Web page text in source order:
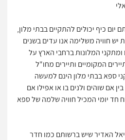
כיף יכולים להתקיים בבתי מלון,
יש חוויה משלימה אנו עדים בשנים
המלונות ברחבי הארץ על
המקומיים ותיירים מחו"ל
ספא בבתי מלון הינם למעשה
אם שוהים ולנים בו או אפילו אם
חד יומי המכיל חוויה שלמה של ספא
האדיר שיש ברשותם כמו חדר